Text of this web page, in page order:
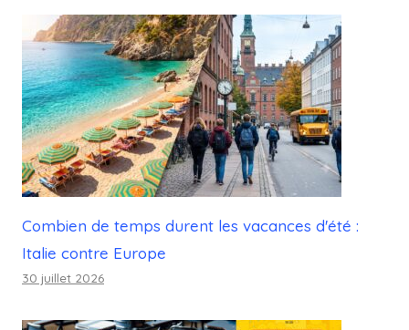
Combien de temps durent les vacances d'été :
Italie contre Europe
30 juillet 2026